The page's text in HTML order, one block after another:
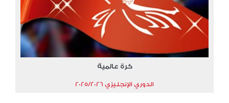
كرة عالمية
الدوري الإنجليزي 2025/2026